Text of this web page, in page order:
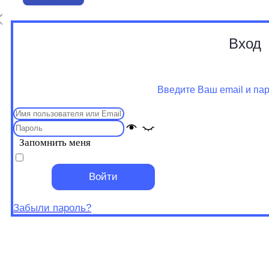
Вход
Введите Ваш email и
Запомнить меня
Войти
Забыли пароль?